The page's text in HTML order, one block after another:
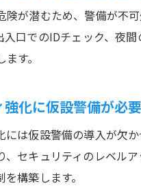
険が潜むため、警備が不
入口でのIDチェック、夜
す。
化に仮設警備が必
には仮設警備の導入が欠
、セキュリティのレベル
構築します。